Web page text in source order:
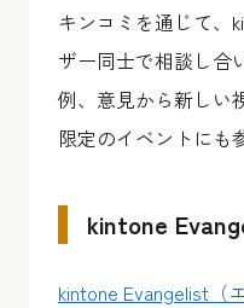
キンコミを通じて、
ザー同士で相談し合
例、意見から新しい
限定のイベントにも
kintone
kintone Evangelist（